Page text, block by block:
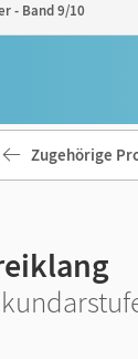
- Band 9/10
Zugehörige